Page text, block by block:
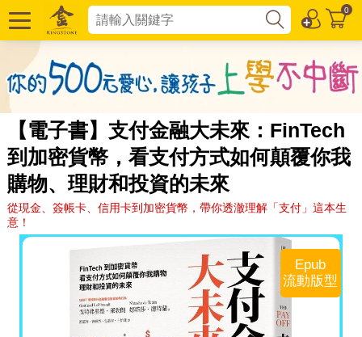
0
【電子書】支付金融大未來：FinTech
到加密貨幣，看支付方式如何顛覆你我
購物、理財和投資的未來
從現金、簽帳卡、信用卡到加密貨幣，帶你透澈理解「支付」這本生
意！
Epub
流動版型